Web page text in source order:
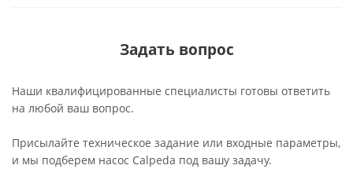
Задать вопрос
Наши квалифицированные специалисты готовы ответить
на любой ваш вопрос.
Присылайте техническое задание или входные параметры,
и мы подберем насос Calpeda под вашу задачу.